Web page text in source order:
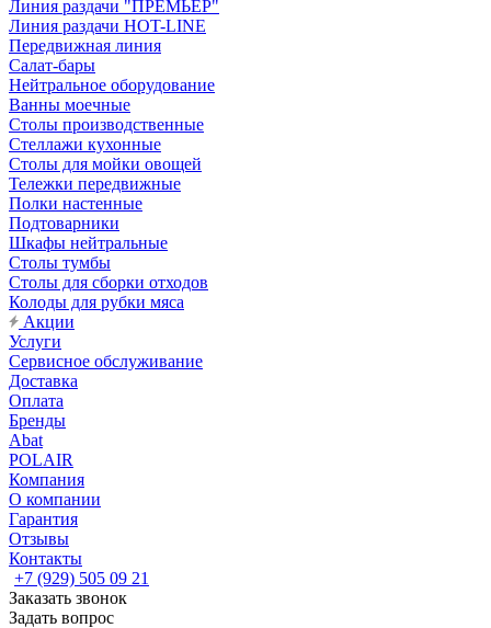
Линия раздачи "ПРЕМЬЕР"
Линия раздачи HOT-LINE
Передвижная линия
Салат-бары
Нейтральное оборудование
Ванны моечные
Столы производственные
Стеллажи кухонные
Столы для мойки овощей
Тележки передвижные
Полки настенные
Подтоварники
Шкафы нейтральные
Столы тумбы
Столы для сборки отходов
Колоды для рубки мяса
Акции
Услуги
Сервисное обслуживание
Доставка
Оплата
Бренды
Abat
POLAIR
Компания
О компании
Гарантия
Отзывы
Контакты
+7 (929) 505 09 21
Заказать звонок
Задать вопрос